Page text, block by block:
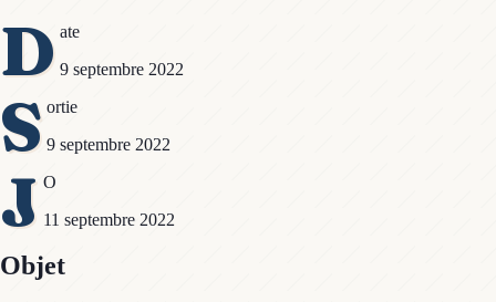
D ate
9 septembre 2022
S ortie
9 septembre 2022
J O
11 septembre 2022
Objet